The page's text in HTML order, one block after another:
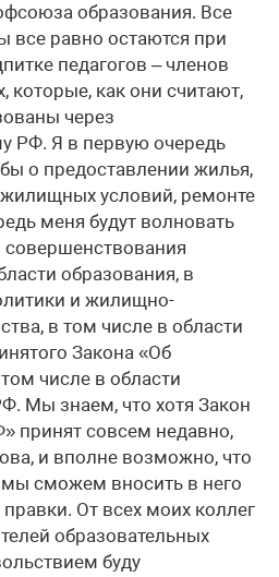
образования. Все
равно остаются при
педагогов – членов
которые, как они считают,
через
РФ. Я в первую очередь
о предоставлении жилья,
условий, ремонте
меня будут волновать
образования, в
и жилищно-
в том числе в области
Закона «Об
числе в области
Мы знаем, что хотя Закон
принят совсем недавно,
и вполне возможно, что
мы сможем вносить в него
От всех моих коллег
образовательных
буду